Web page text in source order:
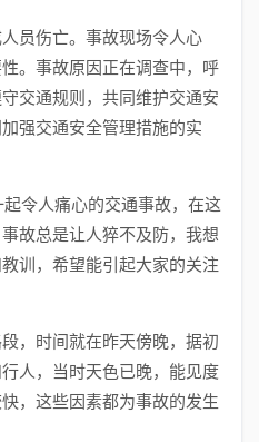
员伤亡。事故现场令人心
。事故原因正在调查中，呼
交通规则，共同维护交通安
强交通安全管理措施的实
令人痛心的交通事故，在这
故总是让人猝不及防，我想
训，希望能引起大家的关注
，时间就在昨天傍晚，据初
人，当时天色已晚，能见度
，这些因素都为事故的发生